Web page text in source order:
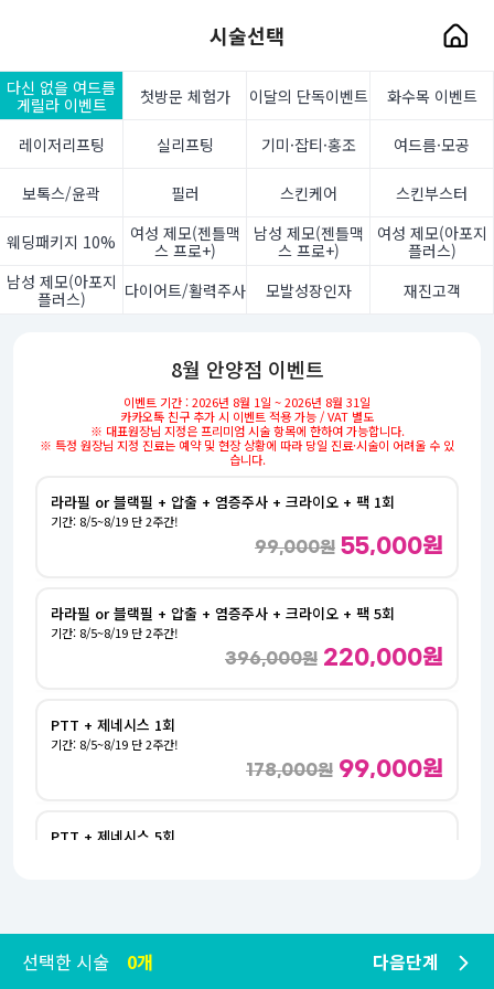
시술선택
다신 없을 여드름
게릴라 이벤트
첫방문 체험가 이달의 단독이벤트 화수목 이벤트
레이저리프팅 실리프팅 기미·잡티·홍조 여드름·모공
보톡스/윤곽 필러 스킨케어 스킨부스터
웨딩패키지 10%
여성 제모(젠틀맥
스 프로+)
남성 제모(젠틀맥
스 프로+)
여성 제모(아포지
플러스)
남성 제모(아포지
플러스)
다이어트/활력주사 모발성장인자 재진고객
8월 안양점 이벤트
이벤트 기간 : 2026년 8월 1일 ~ 2026년 8월 31일
카카오톡 친구 추가 시 이벤트 적용 가능 / VAT 별도
※ 대표원장님 지정은 프리미엄 시술 항목에 한하여 가능합니다.
※ 특정 원장님 지정 진료는 예약 및 현장 상황에 따라 당일 진료·시술이 어려울 수 있
습니다.
라라필 or 블랙필 + 압출 + 염증주사 + 크라이오 + 팩 1회
기간: 8/5~8/19 단 2주간!
99,000원 55,000원
라라필 or 블랙필 + 압출 + 염증주사 + 크라이오 + 팩 5회
기간: 8/5~8/19 단 2주간!
396,000원 220,000원
PTT + 제네시스 1회
기간: 8/5~8/19 단 2주간!
178,000원 99,000원
PTT + 제네시스 5회
기간: 8/5~8/19 단 2주간!
선택한 시술 0개 다음단계